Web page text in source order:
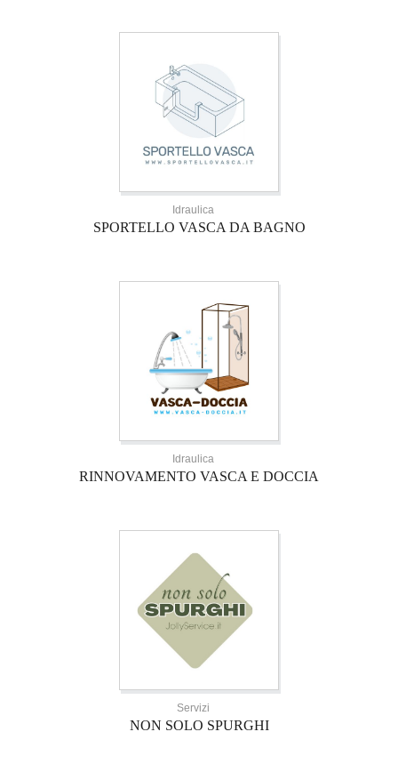
Idraulica
SPORTELLO VASCA DA BAGNO
Idraulica
RINNOVAMENTO VASCA E DOCCIA
Servizi
NON SOLO SPURGHI